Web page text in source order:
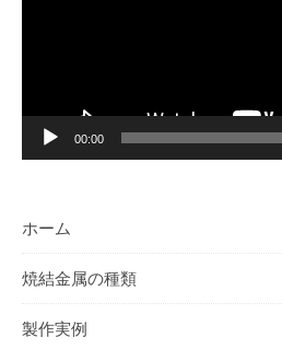
00:00
ホーム
焼結金属の種類
製作実例